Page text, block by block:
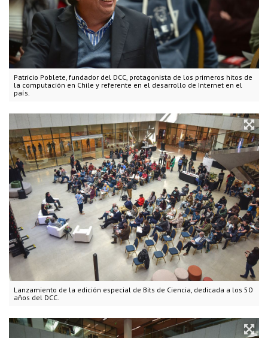
Patricio Poblete, fundador del DCC, protagonista de los primeros hitos de
la computación en Chile y referente en el desarrollo de Internet en el
país.
Lanzamiento de la edición especial de Bits de Ciencia, dedicada a los 50
años del DCC.